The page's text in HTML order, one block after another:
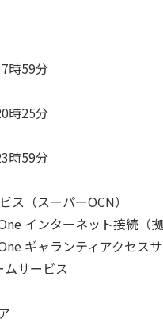
59分
25分
59分
スーパーOCN）
ネット接続（拠点
ティアクセスサ
ビス